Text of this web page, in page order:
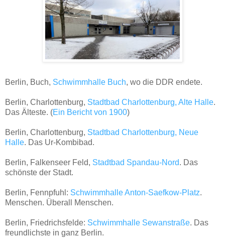
Berlin, Buch, Schwimmhalle Buch, wo die DDR endete.
Berlin, Charlottenburg, Stadtbad Charlottenburg, Alte Halle.
Das Älteste. (Ein Bericht von 1900)
Berlin, Charlottenburg, Stadtbad Charlottenburg, Neue
Halle. Das Ur-Kombibad.
Berlin, Falkenseer Feld, Stadtbad Spandau-Nord. Das
schönste der Stadt.
Berlin, Fennpfuhl: Schwimmhalle Anton-Saefkow-Platz.
Menschen. Überall Menschen.
Berlin, Friedrichsfelde: Schwimmhalle Sewanstraße. Das
freundlichste in ganz Berlin.